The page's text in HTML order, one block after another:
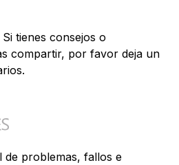
tienes consejos o
compartir, por favor deja un
de problemas, fallos e